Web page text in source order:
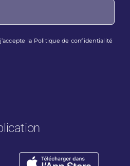
la Politique de confidentialité